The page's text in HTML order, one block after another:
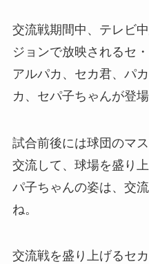
交流戦期間中、テレビ
ジョンで放映されるセ
アルパカ、セカ君、パ
カ、セパ子ちゃんが登場
試合前後には球団のマ
交流して、球場を盛り
パ子ちゃんの姿は、交
ね。
交流戦を盛り上げるセ